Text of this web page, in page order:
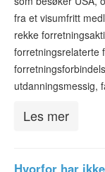
fra et visumfritt
rekke
forretningsrelaterte
utdanningsmessig,
Les mer
Hvorfor har